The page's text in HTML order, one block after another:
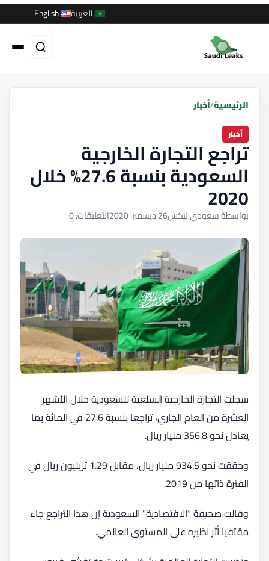
العربية English
الرئيسية/أخبار
أخبار
تراجع التجارة الخارجية
السعودية بنسبة 27.6% خلال
2020
بواسطة سعودي ليكس26 ديسمبر، 2020 التعليقات: 0
سجلت التجارة الخارجية السلعية للسعودية خلال الأشهر
العشرة من العام الجاري، تراجعا بنسبة 27.6 في المائة بما
يعادل نحو 356.8 مليار ريال.
وحققت نحو 934.5 مليار ريال، مقابل 1.29 تريليون ريال في
الفترة ذاتها من 2019.
وقالت صحيفة “الاقتصادية” السعودية إن هذا التراجع جاء
مقتفيا أثر نظيره على المستوى العالمي.